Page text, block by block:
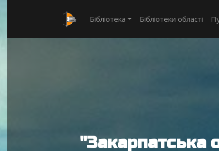
Бібліотека Бібліотеки області
"Закарпатська